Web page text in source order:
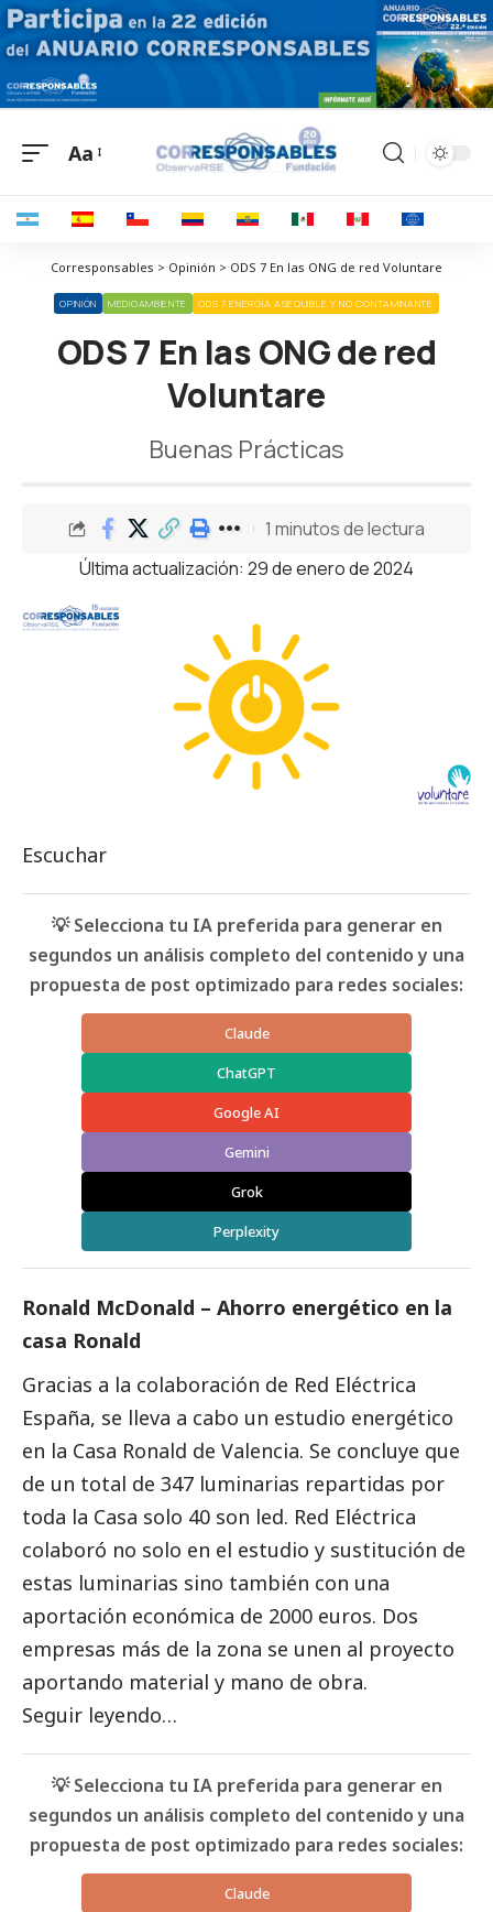
Aa
Corresponsables > Opinión > ODS 7 En las ONG de red Voluntare
OPINIÓN MEDIOAMBIENTE ODS 7 ENERGÍA ASEQUIBLE Y NO CONTAMINANTE
ODS 7 En las ONG de red
Voluntare
Buenas Prácticas
Última actualización: 29 de enero de 2024
1 minutos de lectura
Escuchar
💡 Selecciona tu IA preferida para generar en
segundos un análisis completo del contenido y una
propuesta de post optimizado para redes sociales:
Claude
ChatGPT
Google AI
Gemini
Grok
Perplexity
Ronald McDonald – Ahorro energético en la
casa Ronald
Gracias a la colaboración de Red Eléctrica
España, se lleva a cabo un estudio energético
en la Casa Ronald de Valencia. Se concluye que
de un total de 347 luminarias repartidas por
toda la Casa solo 40 son led. Red Eléctrica
colaboró no solo en el estudio y sustitución de
estas luminarias sino también con una
aportación económica de 2000 euros. Dos
empresas más de la zona se unen al proyecto
aportando material y mano de obra.
Seguir leyendo…
💡 Selecciona tu IA preferida para generar en
segundos un análisis completo del contenido y una
propuesta de post optimizado para redes sociales:
Claude